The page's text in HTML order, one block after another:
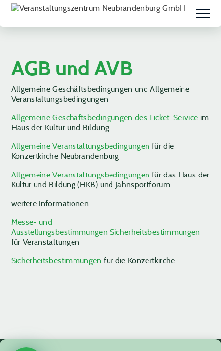
AGB und AVB
Allgemeine Geschäftsbedingungen und Allgemeine
Veranstaltungsbedingungen
Allgemeine Geschäftsbedingungen des Ticket-Service im
Haus der Kultur und Bildung
Allgemeine Veranstaltungsbedingungen für die
Konzertkirche Neubrandenburg
Allgemeine Veranstaltungsbedingungen für das Haus der
Kultur und Bildung (HKB) und Jahnsportforum
weitere Informationen
Messe- und
Ausstellungsbestimmungen Sicherheitsbestimmungen
für Veranstaltungen
Sicherheitsbestimmungen für die Konzertkirche